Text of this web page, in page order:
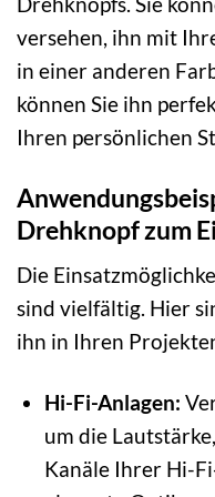
versehen, ihn mit
in einer anderen
können Sie ihn
Ihren persönlichen
Drehknopf zum
Die
sind vielfältig. Hier
ihn in Ihren
Hi-Fi-Anlagen:
um die
Kanäle Ihrer Hi-